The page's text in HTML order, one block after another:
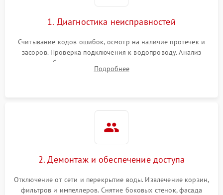
Проблемы с1. Диагностика неисправностей
Считывание кодов ошибок, осмотр на наличие протечек и
засоров. Проверка подключения к водопроводу. Анализ
жалоб на отсутствие слива, нагрева, вращения
разбрызгивателей или срабатывание системы защиты
Подробнее
2. Демонтаж и обеспечение доступа
Отключение от сети и перекрытие воды. Извлечение корзин,
фильтров и импеллеров. Снятие боковых стенок, фасада